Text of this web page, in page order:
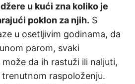
u kući zna koliko je
poklon za njih. S
u osetljivim godinama, da
parom, svaki
može da ih rastuži ili naljuti,
raspoloženju.